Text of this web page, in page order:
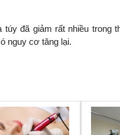
đã giảm rất nhiều trong
nguy cơ tăng lại.
trưởng
làm
sáng tạo,
sách